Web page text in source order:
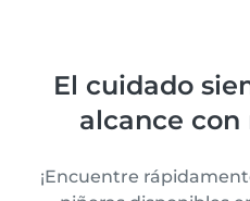
El cuidado
alcance con
¡Encuentre